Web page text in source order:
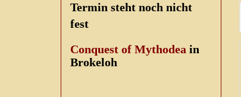
Termin steht noch nicht
fest
Conquest of Mythodea in
Brokeloh